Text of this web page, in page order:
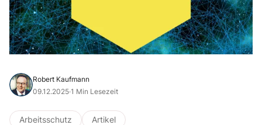
Robert Kaufmann
09.12.2025·1 Min Lesezeit
Arbeitsschutz
Artikel